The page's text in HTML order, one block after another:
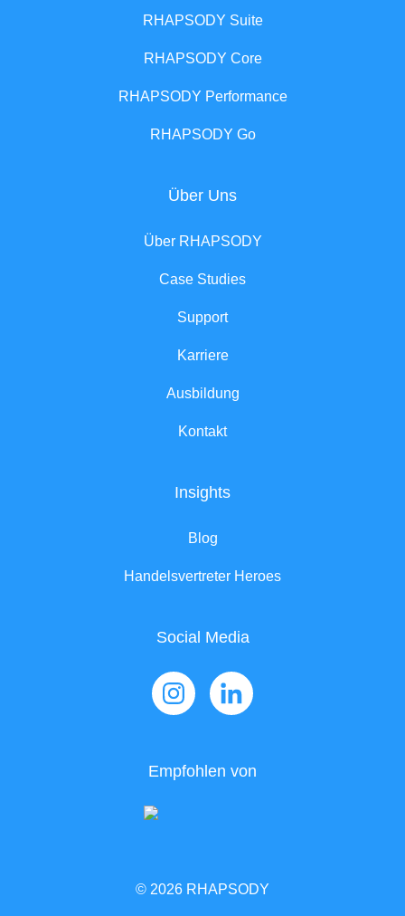
RHAPSODY Suite
RHAPSODY Core
RHAPSODY Performance
RHAPSODY Go
Über Uns
Über RHAPSODY
Case Studies
Support
Karriere
Ausbildung
Kontakt
Insights
Blog
Handelsvertreter Heroes
Social Media
Empfohlen von
© 2026 RHAPSODY